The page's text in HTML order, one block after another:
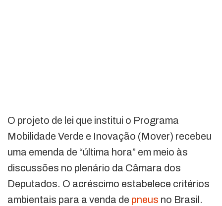
O projeto de lei que institui o Programa
Mobilidade Verde e Inovação (Mover) recebeu
uma emenda de “última hora” em meio às
discussões no plenário da Câmara dos
Deputados. O acréscimo estabelece critérios
ambientais para a venda de pneus no Brasil.